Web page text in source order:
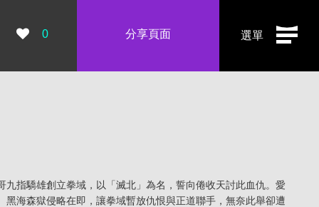
選單
瀏覽數：
0 分享頁面
指驕雄創立拳域，以「滅北」為名，誓向倦收天討此血仇。愛
海森獄侵略在即，讓拳域暫放仇恨與正道聯手，無奈此舉卻遭